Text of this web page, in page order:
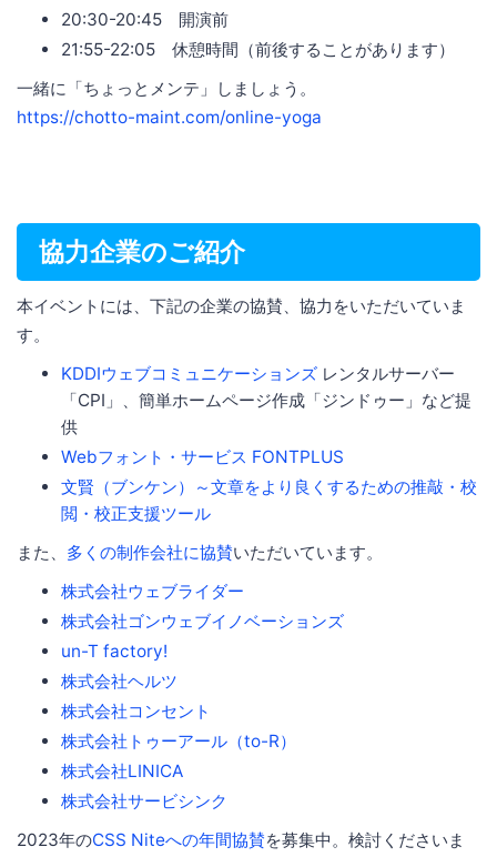
20:30-20:45 開演前
21:55-22:05 休憩時間（前後することがあります）
一緒に「ちょっとメンテ」しましょう。
https://chotto-maint.com/online-yoga
協力企業のご紹介
本イベントには、下記の企業の協賛、協力をいただいていま
す。
KDDIウェブコミュニケーションズ レンタルサーバー
「CPI」、簡単ホームページ作成「ジンドゥー」など提
供
Webフォント・サービス FONTPLUS
文賢（ブンケン）～文章をより良くするための推敲・校
閲・校正支援ツール
また、 多くの制作会社に協賛いただいています。
株式会社ウェブライダー
株式会社ゴンウェブイノベーションズ
un-T factory!
株式会社ヘルツ
株式会社コンセント
株式会社トゥーアール（to-R）
株式会社LINICA
株式会社サービシンク
2023年のCSS Niteへの年間協賛を募集中。検討くださいま